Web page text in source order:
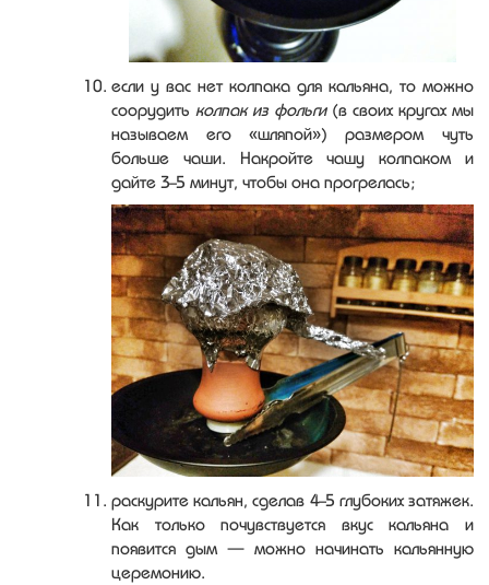
если у вас нет колпака для кальяна, то можно
соорудить колпак из фольги(в своих кругах мы
называем его «шляпой») размером чуть
больше чаши. Накройте чашу колпаком и
дайте 3-5 минут, чтобы она прогрелась;
раскурите кальян, сделав 4-5 глубоких затяжек.
Как только почувствуется вкус кальяна и
появится дым — можно начинать кальянную
церемонию.